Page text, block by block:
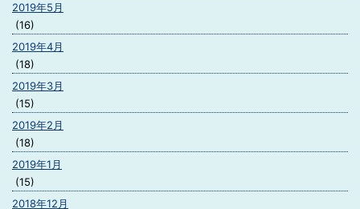
2019年5月
(16)
2019年4月
(18)
2019年3月
(15)
2019年2月
(18)
2019年1月
(15)
2018年12月